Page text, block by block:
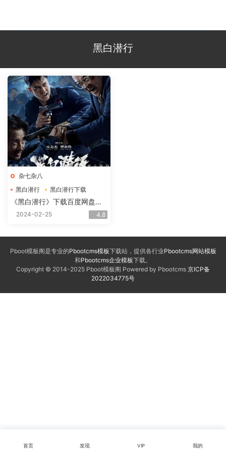
黑白潜行
杂七杂八
黑白潜行
黑白潜行下载
黑白潜行电影下载
《黑白潜行》下载百度网盘
2024HD国语中字2.12GB
2024-02-25 4.8
Pboot模板阁是专业的Pbootcms模板下载站，提供各行业Pbootcms网站模板
和Pbootcms企业模板下载。
Copyright © 2014-2025 Pboot模板阁 Powered by Pbootcms 京ICP备
2022034775号
首页 发现 VIP 我的